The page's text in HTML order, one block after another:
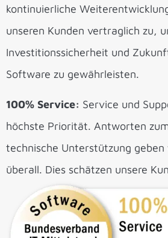
kontinuierliche
unseren Kunden vertraglich zu,
Investitionssicherheit und
Software zu gewährleisten.
100% Service: Service und
höchste Priorität. Antworten
technische Unterstützung
überall. Dies schätzen unsere